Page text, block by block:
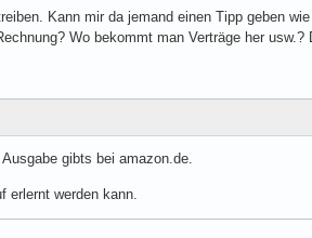
Kann mir da jemand einen Tipp geben
Wo bekommt man Verträge her usw.?
gibts bei amazon.de.
erlernt werden kann.